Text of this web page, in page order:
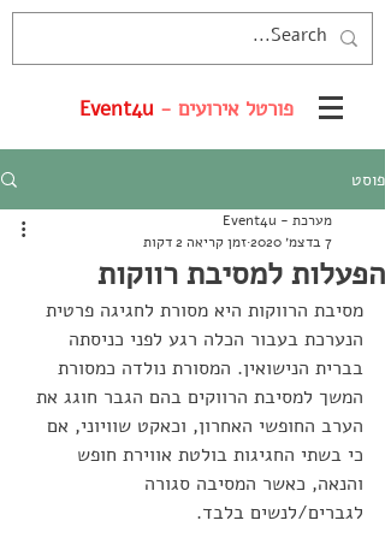
פורטל אירועים - Event4u
פוסט
הפעלות למסיבת רווקות
מערכת - Event4u
7 בדצמ׳ 2020
זמן קריאה 2 דקות
מסיבת הרווקות היא מסורת לחגיגה פרטית
הנערכת בעבור הכלה רגע לפני כניסתה
בברית הנישואין. המסורת נולדה כמסורת
המשך למסיבת הרווקים בהם הגבר חוגג את
הערב החופשי האחרון, וכאקט שוויוני, אם
כי בשתי החגיגות בולטת אווירת חופש
והנאה, כאשר המסיבה סגורה
לגברים/לנשים בלבד.